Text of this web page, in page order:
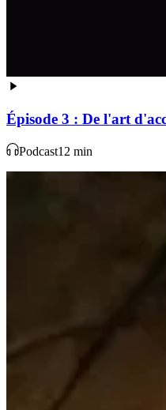
Épisode 3 : De l'art
Podcast12 min